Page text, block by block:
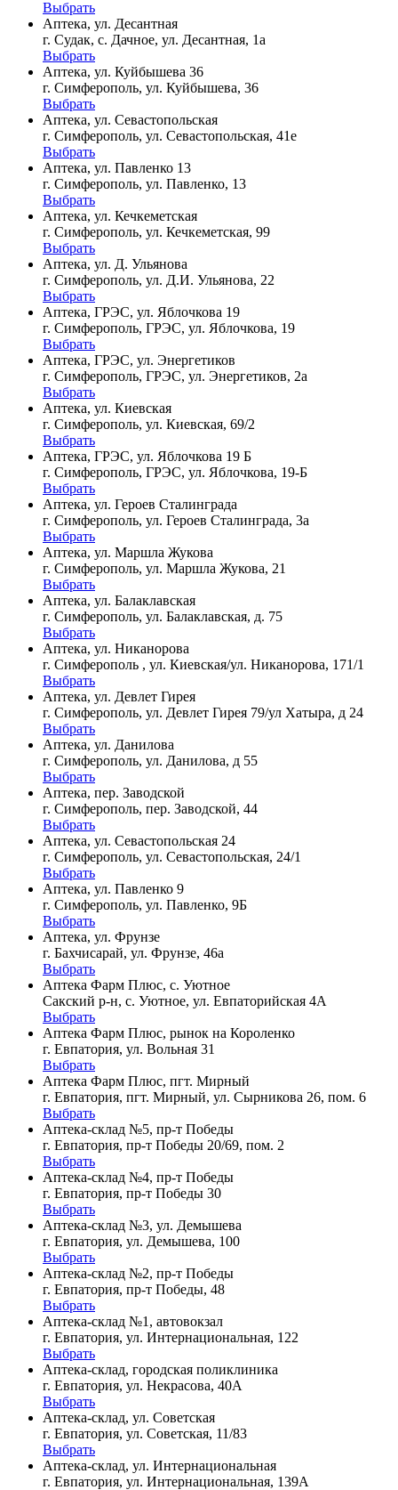
Выбрать
Аптека, ул. Десантная
г. Судак, с. Дачное, ул. Десантная, 1а
Выбрать
Аптека, ул. Куйбышева 36
г. Симферополь, ул. Куйбышева, 36
Выбрать
Аптека, ул. Севастопольская
г. Симферополь, ул. Севастопольская, 41е
Выбрать
Аптека, ул. Павленко 13
г. Симферополь, ул. Павленко, 13
Выбрать
Аптека, ул. Кечкеметская
г. Симферополь, ул. Кечкеметская, 99
Выбрать
Аптека, ул. Д. Ульянова
г. Симферополь, ул. Д.И. Ульянова, 22
Выбрать
Аптека, ГРЭС, ул. Яблочкова 19
г. Симферополь, ГРЭС, ул. Яблочкова, 19
Выбрать
Аптека, ГРЭС, ул. Энергетиков
г. Симферополь, ГРЭС, ул. Энергетиков, 2а
Выбрать
Аптека, ул. Киевская
г. Симферополь, ул. Киевская, 69/2
Выбрать
Аптека, ГРЭС, ул. Яблочкова 19 Б
г. Симферополь, ГРЭС, ул. Яблочкова, 19-Б
Выбрать
Аптека, ул. Героев Сталинграда
г. Симферополь, ул. Героев Сталинграда, 3а
Выбрать
Аптека, ул. Маршла Жукова
г. Симферополь, ул. Маршла Жукова, 21
Выбрать
Аптека, ул. Балаклавская
г. Симферополь, ул. Балаклавская, д. 75
Выбрать
Аптека, ул. Никанорова
г. Симферополь , ул. Киевская/ул. Никанорова, 171/1
Выбрать
Аптека, ул. Девлет Гирея
г. Симферополь, ул. Девлет Гирея 79/ул Хатыра, д 24
Выбрать
Аптека, ул. Данилова
г. Симферополь, ул. Данилова, д 55
Выбрать
Аптека, пер. Заводской
г. Симферополь, пер. Заводской, 44
Выбрать
Аптека, ул. Севастопольская 24
г. Симферополь, ул. Севастопольская, 24/1
Выбрать
Аптека, ул. Павленко 9
г. Симферополь, ул. Павленко, 9Б
Выбрать
Аптека, ул. Фрунзе
г. Бахчисарай, ул. Фрунзе, 46а
Выбрать
Аптека Фарм Плюс, с. Уютное
Сакский р-н, с. Уютное, ул. Евпаторийская 4А
Выбрать
Аптека Фарм Плюс, рынок на Короленко
г. Евпатория, ул. Вольная 31
Выбрать
Аптека Фарм Плюс, пгт. Мирный
г. Евпатория, пгт. Мирный, ул. Сырникова 26, пом. 6
Выбрать
Аптека-склад №5, пр-т Победы
г. Евпатория, пр-т Победы 20/69, пом. 2
Выбрать
Аптека-склад №4, пр-т Победы
г. Евпатория, пр-т Победы 30
Выбрать
Аптека-склад №3, ул. Демышева
г. Евпатория, ул. Демышева, 100
Выбрать
Аптека-склад №2, пр-т Победы
г. Евпатория, пр-т Победы, 48
Выбрать
Аптека-склад №1, автовокзал
г. Евпатория, ул. Интернациональная, 122
Выбрать
Аптека-склад, городская поликлиника
г. Евпатория, ул. Некрасова, 40A
Выбрать
Аптека-склад, ул. Советская
г. Евпатория, ул. Советская, 11/83
Выбрать
Аптека-склад, ул. Интернациональная
г. Евпатория, ул. Интернациональная, 139А